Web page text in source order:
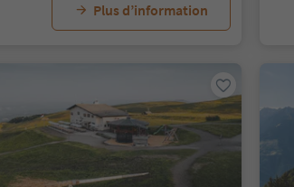
Plus d’information